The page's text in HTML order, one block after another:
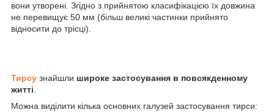
вони утворені. Згідно з прийнятою класифікацією їх довжина
не перевищує 50 мм (більш великі частинки прийнято
відносити до трісці).
Тирсу знайшли широке застосування в повсякденному
житті
Можна виділити кілька основних галузей застосування тирси: